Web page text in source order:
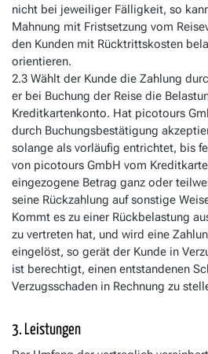
nicht bei jeweiliger Fälligkeit, so
Mahnung mit Fristsetzung vom
den Kunden mit Rücktrittskosten
orientieren.
2.3 Wählt der Kunde die Zahlung
er bei Buchung der Reise die
Kreditkartenkonto. Hat picotours
durch Buchungsbestätigung
solange als vorläufig entrichtet, bis
von picotours GmbH vom
eingezogene Betrag ganz oder
seine Rückzahlung auf sonstige
Kommt es zu einer Rückbelastung
zu vertreten hat, und wird eine
eingelöst, so gerät der Kunde in
ist berechtigt, einen entstandenen
Verzugsschaden in Rechnung zu
3. Leistungen